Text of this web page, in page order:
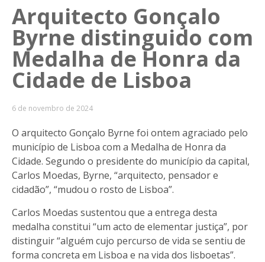
Arquitecto Gonçalo
Byrne distinguido com
Medalha de Honra da
Cidade de Lisboa
6 de novembro de 2024
O arquitecto Gonçalo Byrne foi ontem agraciado pelo
município de Lisboa com a Medalha de Honra da
Cidade. Segundo o presidente do município da capital,
Carlos Moedas, Byrne, “arquitecto, pensador e
cidadão”, “mudou o rosto de Lisboa”.
Carlos Moedas sustentou que a entrega desta
medalha constitui “um acto de elementar justiça”, por
distinguir “alguém cujo percurso de vida se sentiu de
forma concreta em Lisboa e na vida dos lisboetas”.